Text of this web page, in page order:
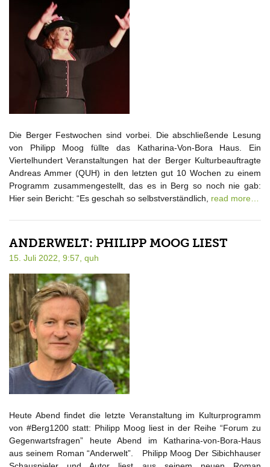
Die Berger Festwochen sind vorbei. Die abschließende Lesung
von Philipp Moog füllte das Katharina-Von-Bora Haus. Ein
Viertelhundert Veranstaltungen hat der Berger Kulturbeauftragte
Andreas Ammer (QUH) in den letzten gut 10 Wochen zu einem
Programm zusammengestellt, das es in Berg so noch nie gab:
Hier sein Bericht: “Es geschah so selbstverständlich, read more…
ANDERWELT: PHILIPP MOOG LIEST
15. Juli 2022, 9:57, quh
Heute Abend findet die letzte Veranstaltung im Kulturprogramm
von #Berg1200 statt: Philipp Moog liest in der Reihe “Forum zu
Gegenwartsfragen” heute Abend im Katharina-von-Bora-Haus
aus seinem Roman “Anderwelt”. Philipp Moog Der Sibichhauser